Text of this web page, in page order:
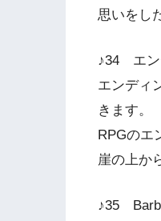
思いをし
♪34 エン
エンディ
きます。
RPGのエ
崖の上か
♪35